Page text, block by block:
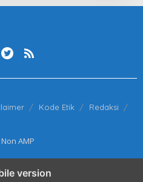
Kode Etik
Redaksi
AMP
version